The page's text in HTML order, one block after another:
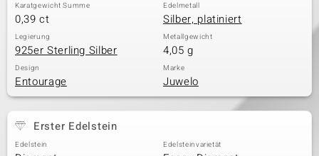
Karatgewicht Summe
0,39 ct
Edelmetall
Silber, platiniert
Legierung
925er Sterling Silber
Metallgewicht
4,05 g
Design
Entourage
Marke
Juwelo
Erster Edelstein
Edelstein Edelsteinvarietät